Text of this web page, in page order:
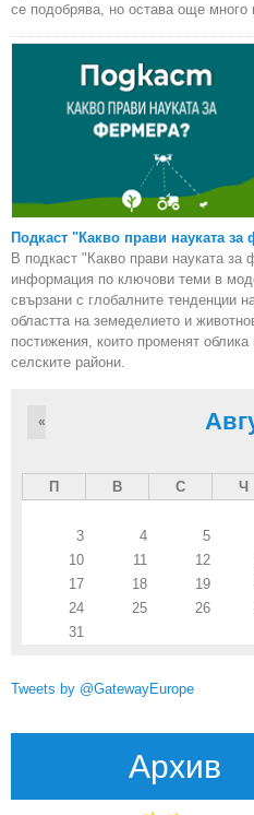
се подобрява, но остава още много
Подкаст "Какво прави науката
В подкаст "Какво прави науката
информация по ключови теми в
свързани с глобалните тенденции
областта на земеделието и
постижения, които променят
селските райони.
«
П В С Ч
3
4 5
10
11 12
17
18 19
24
25 26
31
Tweets by @GatewayEurope
Архив